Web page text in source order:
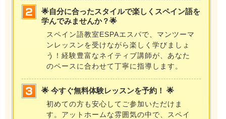
🌟自分に合ったスタイルで楽しくスペイン語を
学んでみませんか？🌟
スペイン語教室ESPAエスパで、マンツーマ
ンレッスンを受けながら楽しく学びましょ
う！経験豊富なネイティブ講師が、あなた
のペースに合わせて丁寧に指導します。
🌟 今すぐ無料体験レッスンを予約！ 🌟
初めての方も安心してご参加いただけま
す。アットホームな雰囲気の中で、スペイ